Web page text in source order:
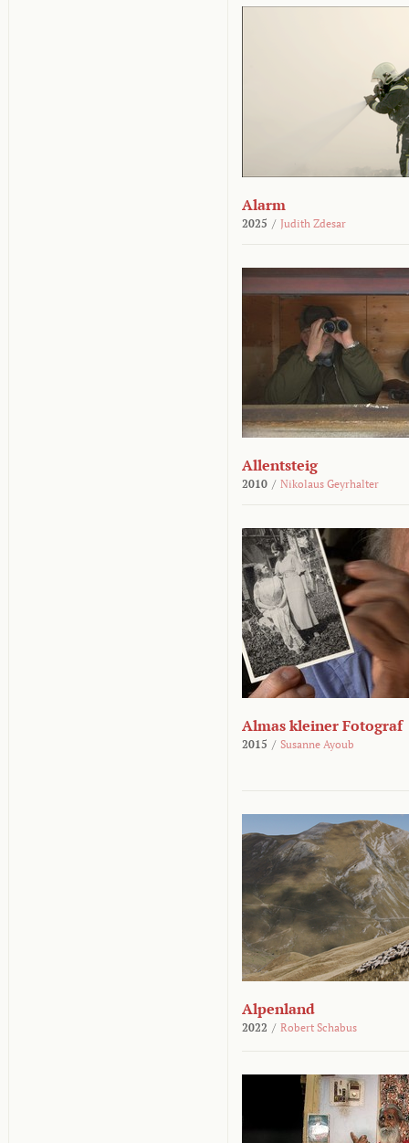
Alarm
2025 / Judith Zdesar
Allentsteig
2010 / Nikolaus Geyrhalter
Almas kleiner Fotograf
2015 / Susanne Ayoub
Alpenland
2022 / Robert Schabus